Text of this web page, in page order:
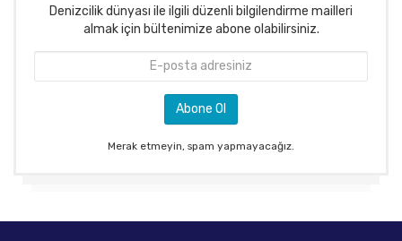
Denizcilik dünyası ile ilgili düzenli bilgilendirme mailleri
almak için bültenimize abone olabilirsiniz.
Merak etmeyin, spam yapmayacağız.